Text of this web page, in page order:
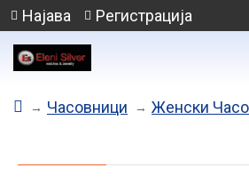
Најава Регистрација
Часовници Женски